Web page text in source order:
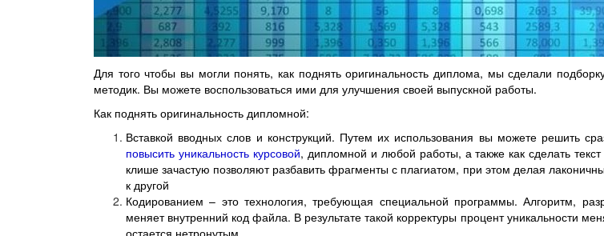
Для того чтобы вы могли понять, как поднять оригинальность диплома, мы сделали
методик. Вы можете воспользоваться ими для улучшения своей выпускной работы.
Как поднять оригинальность дипломной:
Вставкой вводных слов и конструкций. Путем их использования вы можете решить
повысить уникальность курсовой, дипломной и любой работы, а также как сделать
клише зачастую позволяют разбавить фрагменты с плагиатом, при этом делая
к другой
Кодированием – это технология, требующая специальной программы. Алгоритм,
меняет внутренний код файла. В результате такой корректуры процент уникальности
остается нетронутым